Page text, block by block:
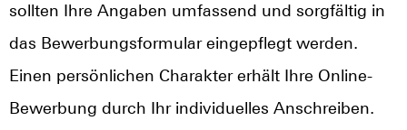
sollten Ihre Angaben umfassend und sorgfältig in
das Bewerbungsformular eingepflegt werden.
Einen persönlichen Charakter erhält Ihre Online-
Bewerbung durch Ihr individuelles Anschreiben.